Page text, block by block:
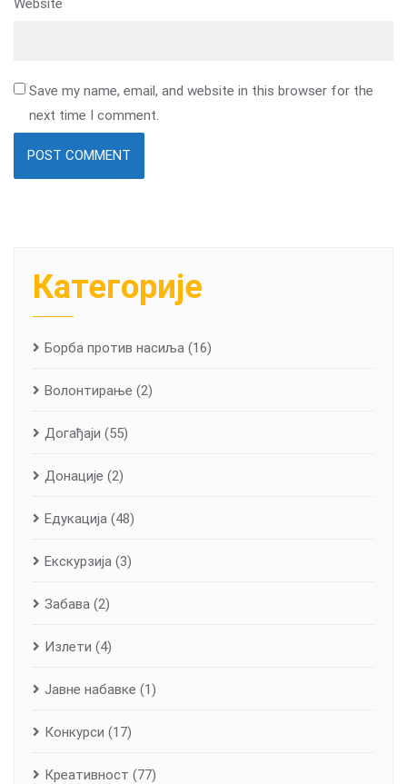
Website
Save my name, email, and website in this browser for the
next time I comment.
Категорије
Борба против насиља (16)
Волонтирање (2)
Догађаји (55)
Донације (2)
Едукација (48)
Екскурзија (3)
Забава (2)
Излети (4)
Јавне набавке (1)
Конкурси (17)
Креативност (77)